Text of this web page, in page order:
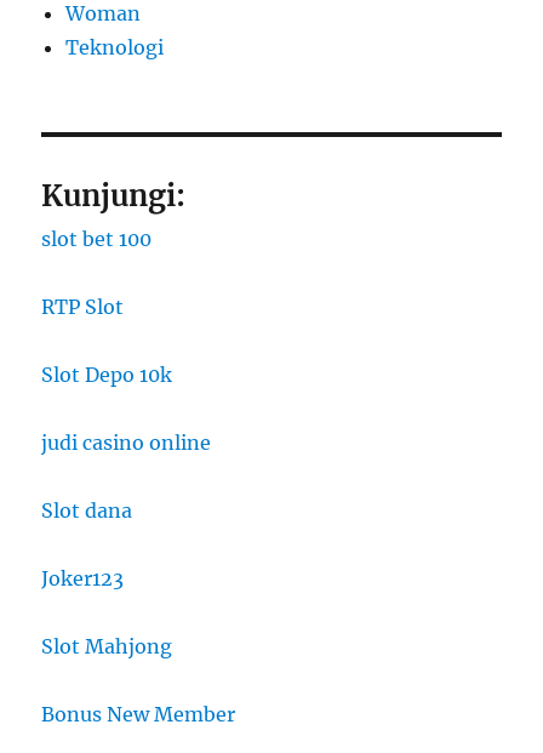
Woman
​Teknologi
Kunjungi:
slot bet 100
RTP Slot
Slot Depo 10k
judi casino online
Slot dana
Joker123
Slot Mahjong
Bonus New Member